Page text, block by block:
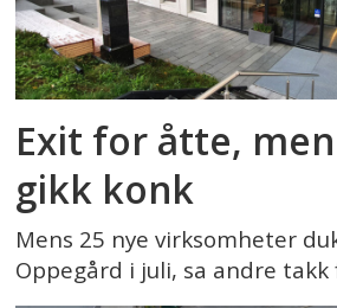
Exit for åtte,
gikk konk
Mens 25 nye virksomheter
Oppegård i juli, sa andre takk